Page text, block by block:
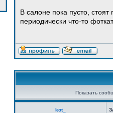
В салоне пока пусто,
периодически что-то
Показать
kot_